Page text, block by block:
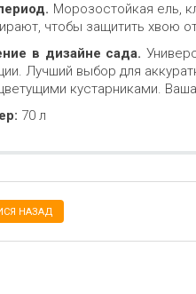
Морозостойкая ель,
чтобы защитить хвою
в дизайне сада.
Лучший выбор для
кустарниками.
70 л
НАЗАД